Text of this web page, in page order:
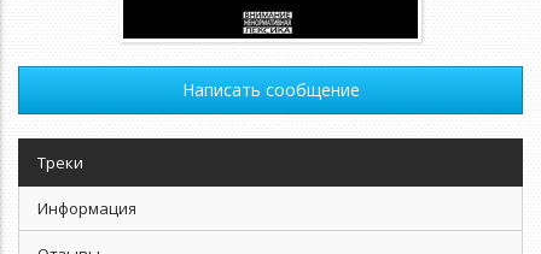
Написать сообщение
Треки
Информация